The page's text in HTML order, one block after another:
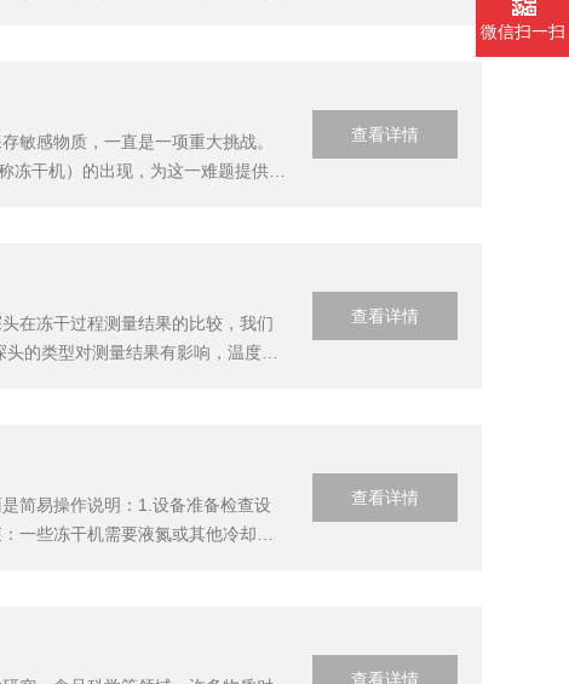
敏感物质，一直是一项重大挑战。
干机）的出现，为这一难题提供了
查看详情
在冻干过程测量结果的比较，我们
的类型对测量结果有影响，温度探
查看详情
简易操作说明：1.设备准备检查设
一些冻干机需要液氮或其他冷却
查看详情
查看详情
微信扫一扫